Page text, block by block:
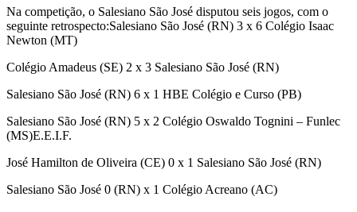
Na competição, o Salesiano São José disputou seis jogos, com o
seguinte retrospecto:Salesiano São José (RN) 3 x 6 Colégio Isaac
Newton (MT)
Colégio Amadeus (SE) 2 x 3 Salesiano São José (RN)
Salesiano São José (RN) 6 x 1 HBE Colégio e Curso (PB)
Salesiano São José (RN) 5 x 2 Colégio Oswaldo Tognini – Funlec
(MS)E.E.I.F.
José Hamilton de Oliveira (CE) 0 x 1 Salesiano São José (RN)
Salesiano São José 0 (RN) x 1 Colégio Acreano (AC)